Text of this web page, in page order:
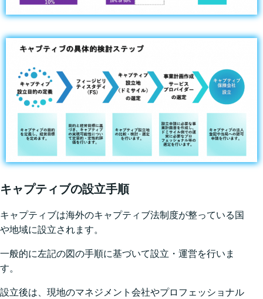
キャプティブの設⽴⼿順
キャプティブは海外のキャプティブ法制度が整っている国
や地域に設⽴されます。
⼀般的に左記の図の⼿順に基づいて設⽴・運営を⾏いま
す。
設⽴後は、現地のマネジメント会社やプロフェッショナル